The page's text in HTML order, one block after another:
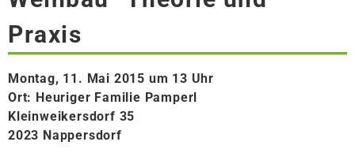
Praxis
Montag, 11. Mai 2015 um 13 Uhr
Ort: Heuriger Familie Pamperl
Kleinweikersdorf 35
2023 Nappersdorf